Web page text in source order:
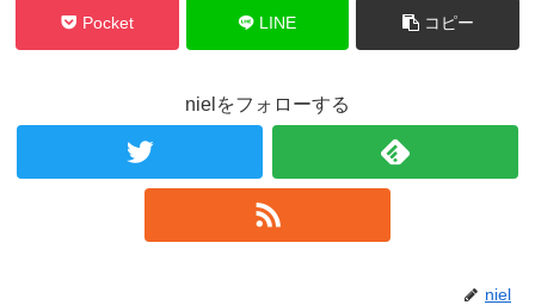
Pocket LINE コピー
nielをフォローする
niel